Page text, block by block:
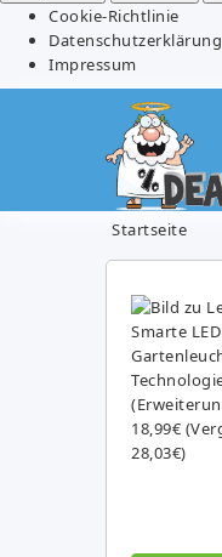
Cookie-Richtlinie
Datenschutzerklärung
Impressum
Startseite